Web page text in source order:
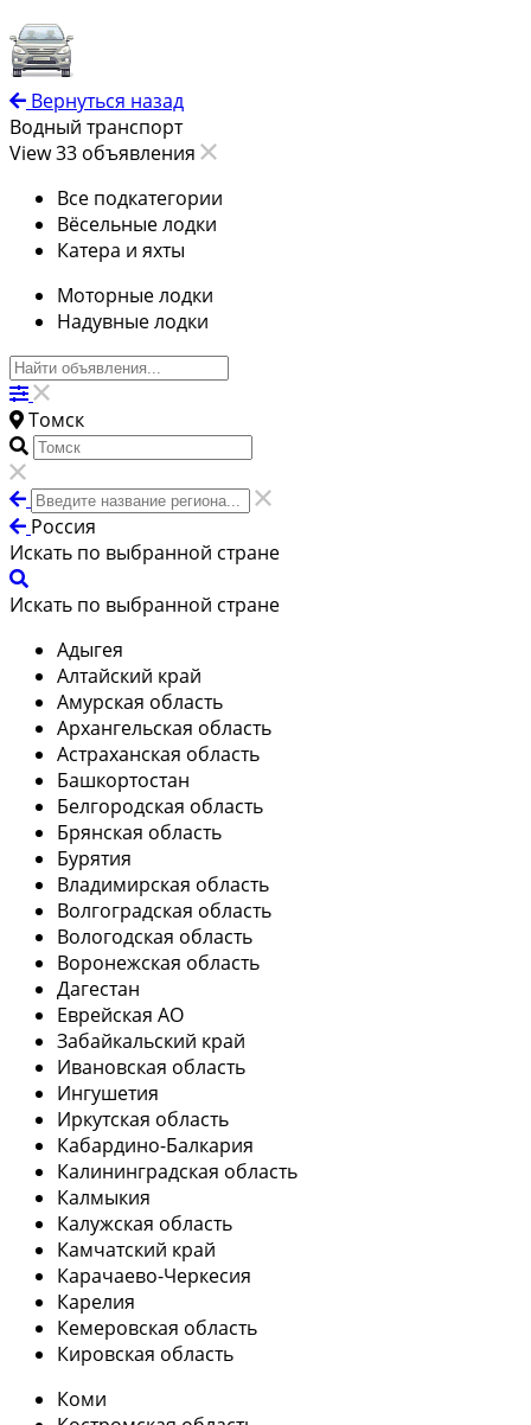
Вернуться назад
Водный транспорт
View 33 объявления
Все подкатегории
Вёсельные лодки
Катера и яхты
Моторные лодки
Надувные лодки
Томск
Россия
Искать по выбранной стране
Искать по выбранной стране
Адыгея
Алтайский край
Амурская область
Архангельская область
Астраханская область
Башкортостан
Белгородская область
Брянская область
Бурятия
Владимирская область
Волгоградская область
Вологодская область
Воронежская область
Дагестан
Еврейская АО
Забайкальский край
Ивановская область
Ингушетия
Иркутская область
Кабардино-Балкария
Калининградская область
Калмыкия
Калужская область
Камчатский край
Карачаево-Черкесия
Карелия
Кемеровская область
Кировская область
Коми